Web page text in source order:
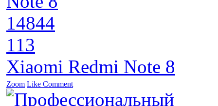
14844
113
Xiaomi Redmi Note 8
Zoom Like Comment